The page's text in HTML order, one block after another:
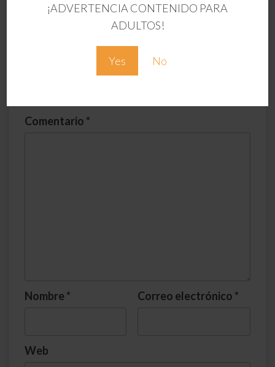
¡ADVERTENCIA CONTENIDO PARA
ADULTOS!
Yes No
MASTURBADOR
Tu dirección de correo electrónico no será
Comentario *
Nombre * Correo electrónico *
Web